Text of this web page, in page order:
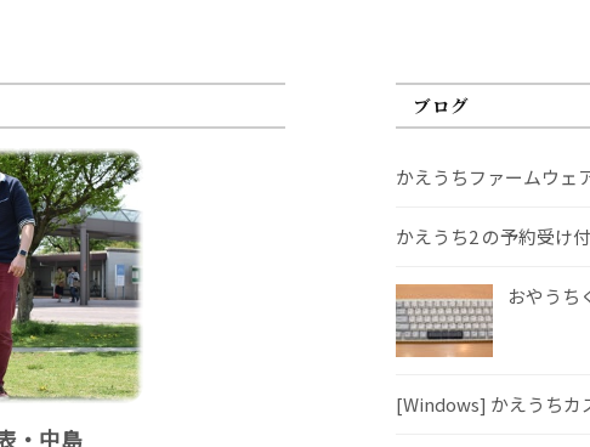
・中島
ブログ
かえうちファームウェ
かえうち2 の予約受け
おやうち
[Windows] かえうちカ